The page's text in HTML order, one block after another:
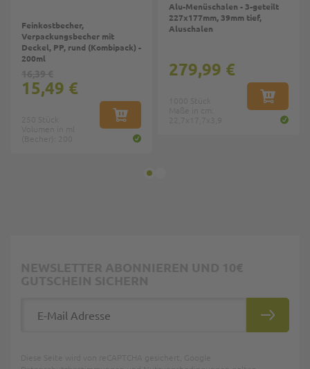
Feinkostbecher,
Verpackungsbecher mit
Deckel, PP, rund (Kombipack) -
200ml
IN DEN WARENKORB
15,49 €
Alu-Menüschalen - 3-geteilt
227x177mm, 39mm tief,
Aluschalen
IN DEN
279,99 €